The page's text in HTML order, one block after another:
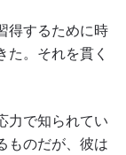
得するために時
た。それを貫く
力で知られてい
ものだが、彼は